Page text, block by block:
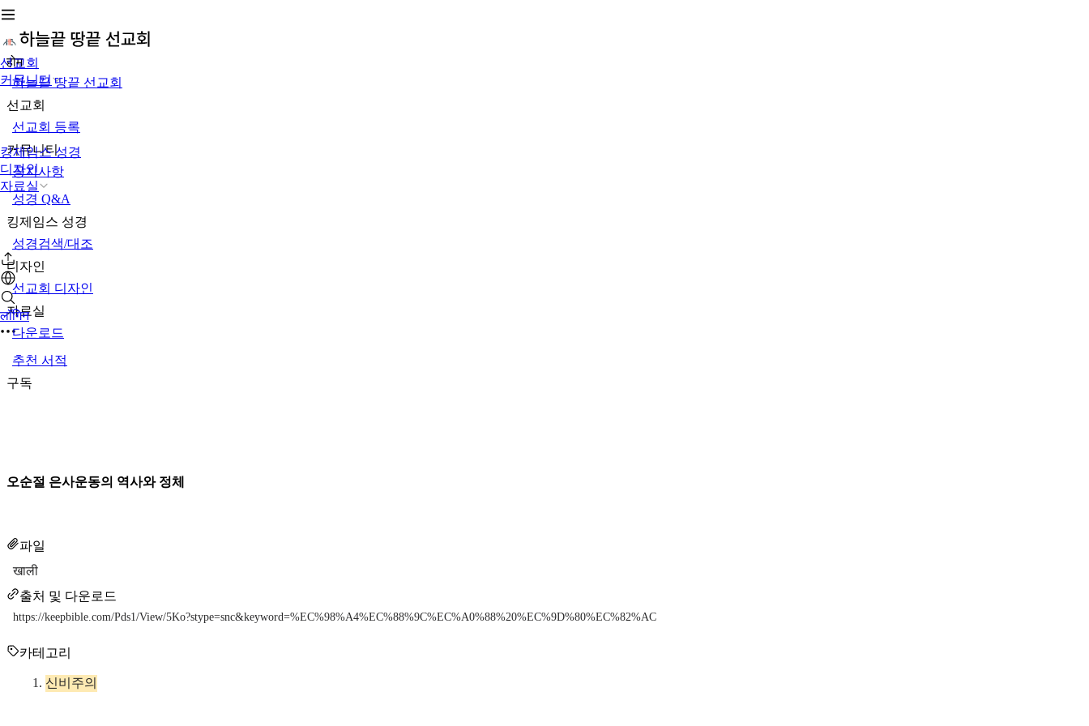
선교회
커뮤니티
킹제임스 성경
디자인
자료실
लॉगिन
होम
하늘끝 땅끝 선교회
선교회
선교회 등록
커뮤니티
공지사항
성경 Q&A
킹제임스 성경
성경검색/대조
디자인
선교회 디자인
자료실
다운로드
추천 서적
구독
오순절 은사운동의 역사와 정체
파일
खाली
출처 및 다운로드
https://keepbible.com/Pds1/View/5Ko?stype=snc&keyword=%EC%98%A4%EC%88%9C%EC%A0%88%20%EC%9D%80%EC%82%AC
카테고리
신비주의